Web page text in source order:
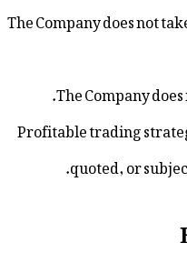
The
The
Profitable